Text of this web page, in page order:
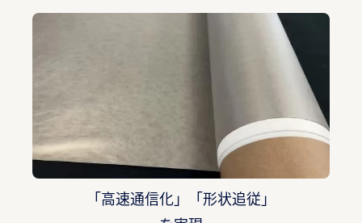
「高速通信化」「形状追従」